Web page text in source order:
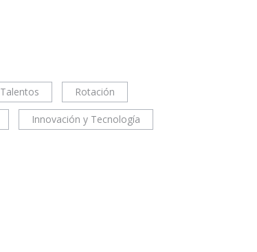
Talentos Rotación
Innovación y Tecnología